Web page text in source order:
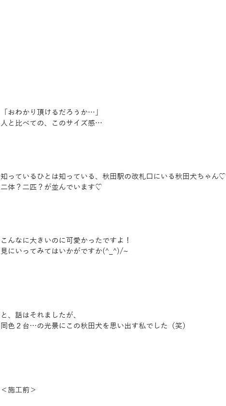
「おわかり頂けるだろうか…」
人と比べての、このサイズ感…
知っているひとは知っている、秋田駅の改札口にいる秋田犬ちゃん♡
二体？二匹？が並んでいます♡
こんなに大きいのに可愛かったですよ！
見にいってみてはいかがですか(^_^)/~
と、話はそれましたが、
同色２台…の光景にこの秋田犬を思い出す私でした（笑）
＜施工前＞